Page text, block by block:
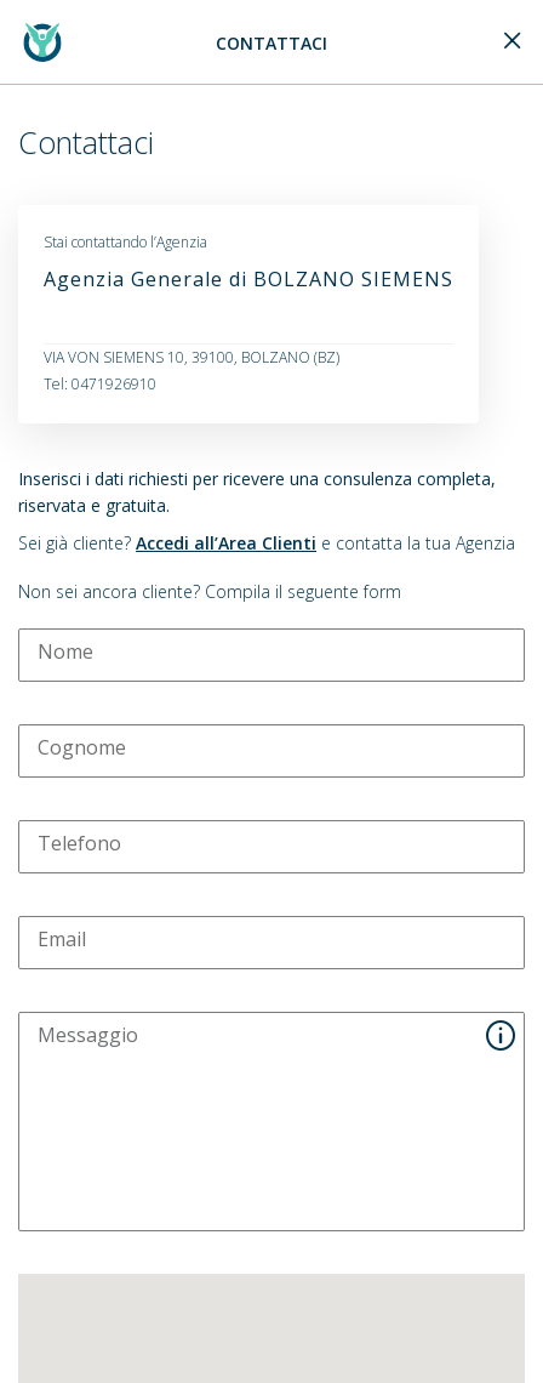
Generali Logo CONTATTACI
Contattaci
Inserisci i dati richiesti per ricevere una consulenza completa,
riservata e gratuita.
Sei già cliente? Accedi all’Area Clienti e contatta la tua Agenzia
Non sei ancora cliente? Compila il seguente form
Nome
Cognome
Telefono
Email
Messaggio
Stai contattando l’Agenzia
Agenzia Generale di BOLZANO SIEMENS
VIA VON SIEMENS 10, 39100, BOLZANO (BZ)
Tel: 0471926910